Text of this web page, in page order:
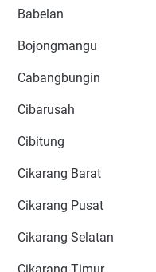
Babelan
Bojongmangu
Cabangbungin
Cibarusah
Cibitung
Cikarang Barat
Cikarang Pusat
Cikarang Selatan